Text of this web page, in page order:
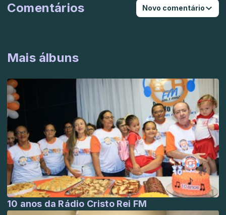
Mais álbuns
10 anos da Rádio Cristo Rei FM
Comentários Novo comentário